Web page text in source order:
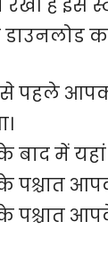
डाउनलोड
पहले
बाद में
पश्चात
पश्चात